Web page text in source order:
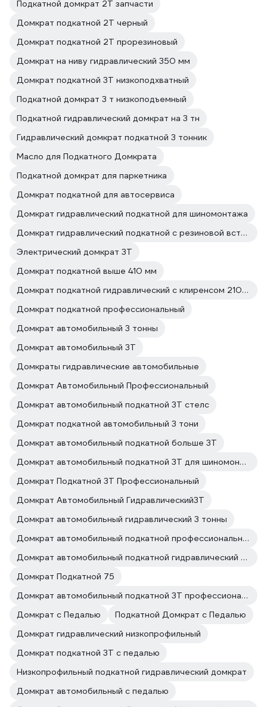
Подкатной домкрат 2Т запчасти
Домкрат подкатной 2Т черный
Домкрат подкатной 2Т прорезиновый
Домкрат на ниву гидравлический 350 мм
Домкрат подкатной 3Т низкоподхватный
Подкатной домкрат 3 т низкоподъемный
Подкатной гидравлический домкрат на 3 тн
Гидравлический домкрат подкатной 3 тонник
Масло для Подкатного Домкрата
Подкатной домкрат для паркетника
Домкрат подкатной для автосервиса
Домкрат гидравлический подкатной для шиномонтажа
Домкрат гидравлический подкатной с резиновой вставкой
Электрический домкрат 3Т
Домкрат подкатной выше 410 мм
Домкрат подкатной гидравлический с клиренсом 210 мм
Домкрат подкатной профессиональный
Домкрат автомобильный 3 тонны
Домкрат автомобильный 3Т
Домкраты гидравлические автомобильные
Домкрат Автомобильный Профессиональный
Домкрат автомобильный подкатной 3Т стелс
Домкрат подкатной автомобильный 3 тони
Домкрат автомобильный подкатной больше 3Т
Домкрат автомобильный подкатной 3Т для шиномонтажа
Домкрат Подкатной 3Т Профессиональный
Домкрат Автомобильный Гидравлический3Т
Домкрат автомобильный гидравлический 3 тонны
Домкрат автомобильный подкатной профессиональный
Домкрат автомобильный подкатной гидравлический 3 т
Домкрат Подкатной 75
Домкрат автомобильный подкатной 3Т профессиональный
Домкрат с Педалью
Подкатной Домкрат с Педалью
Домкрат гидравлический низкопрофильный
Домкрат подкатной 3Т с педалью
Низкопрофильный подкатной гидравлический домкрат
Домкрат автомобильный с педалью